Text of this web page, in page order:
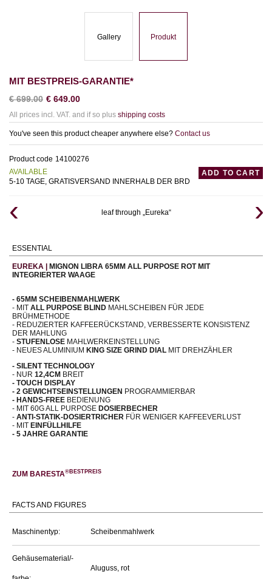
Gallery Produkt
MIT BESTPREIS-GARANTIE*
€699.00 € 649.00
All prices incl. VAT. and if so plus shipping costs
You've seen this product cheaper anywhere else? Contact us
Product code 14100276
AVAILABLE
5-10 TAGE, GRATISVERSAND INNERHALB DER BRD
ADD TO CART
leaf through „Eureka“
ESSENTIAL
EUREKA | MIGNON LIBRA 65MM ALL PURPOSE ROTMIT
INTEGRIERTER WAAGE
- 65MM SCHEIBENMAHLWERK
- MIT ALL PURPOSE BLIND MAHLSCHEIBEN FÜR JEDE
BRÜHMETHODE
- REDUZIERTER KAFFEERÜCKSTAND, VERBESSERTE KONSISTENZ
DER MAHLUNG
- STUFENLOSE MAHLWERKEINSTELLUNG
- NEUES ALUMINIUM KING SIZE GRIND DIAL MIT DREHZÄHLER
- SILENT TECHNOLOGY
- NUR 12,4CM BREIT
- TOUCH DISPLAY
- 2 GEWICHTSEINSTELLUNGEN PROGRAMMIERBAR
- HANDS-FREE BEDIENUNG
- MIT 60G ALL PURPOSE DOSIERBECHER
- ANTI-STATIK-DOSIERTRICHER FÜR WENIGER KAFFEEVERLUST
- MIT EINFÜLLHILFE
- 5 JAHRE GARANTIE
ZUM BARESTA®BESTPREIS
FACTS AND FIGURES
Maschinentyp: Scheibenmahlwerk
Gehäusematerial/-
Aluguss, rot